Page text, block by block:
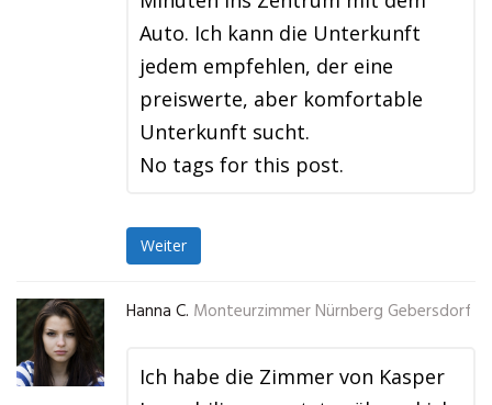
Auto. Ich kann die Unterkunft
jedem empfehlen, der eine
preiswerte, aber komfortable
Unterkunft sucht.
No tags for this post.
Weiter
Hanna C. Monteurzimmer Nürnberg Gebersdorf
Ich habe die Zimmer von Kasper